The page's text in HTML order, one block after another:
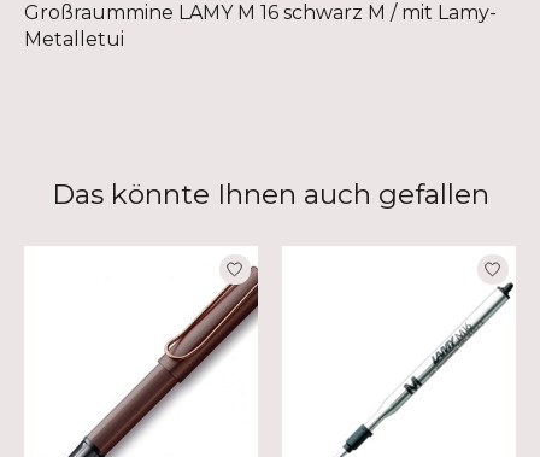
Großraummine LAMY M 16 schwarz M / mit Lamy-
Metalletui
Das könnte Ihnen auch gefallen
Produkt-Karussell-Artikel